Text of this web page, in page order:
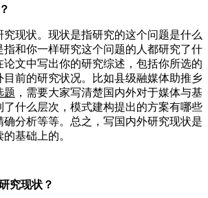
现状。现状是指研究的这个问题是什么
指和你一样研究这个问题的人都研究了什
文中写出你的研究综述，包括你所选的
目前的研究状况。比如县级融媒体助推乡
题 ，需要大家写清楚国内外对于媒体与基
了什么层次，模式建构提出的方案有哪些
确分析等等。总之，写国内外研究现状是
基础上的。
究现状？